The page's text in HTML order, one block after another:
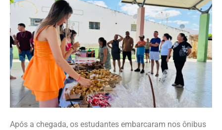
Após a chegada, os estudantes embarcaram nos ônibus